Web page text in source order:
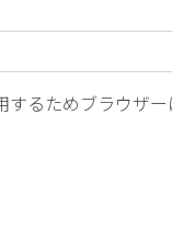
るためブラウザ